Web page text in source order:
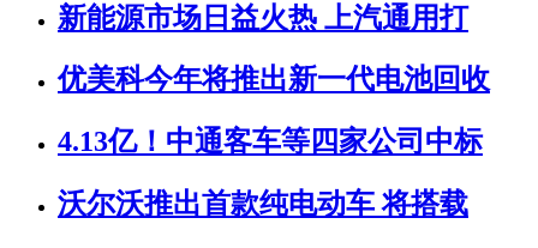
新能源市场日益火热 上汽通用打
优美科今年将推出新一代电池回收
4.13亿！中通客车等四家公司中标
沃尔沃推出首款纯电动车 将搭载